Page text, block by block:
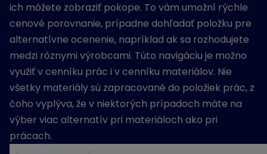
ich môžete zobraziť pokope. To vám umožní rýchle
cenové porovnanie, prípadne dohľadať položku pre
alternatívne ocenenie, napríklad ak sa rozhodujete
medzi rôznymi výrobcami. Túto navigáciu je možno
využiť v cenníku prác i v cenníku materiálov. Nie
všetky materiály sú zapracované do položiek prác, z
čoho vyplýva, že v niektorých prípadoch máte na
výber viac alternatív pri materiáloch ako pri
prácach.